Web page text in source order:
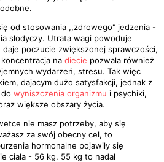
od stosowania ,,zdrowego" jedzenia -
słodyczy. Utrata wagi powoduje
poczucie zwiększonej sprawczości,
na diecie pozwala również
wydarzeń, stresu. Tak więc
dajacym dużo satysfakcji, jednak z
wyniszczenia organizmu i psychiki,
większe obszary życia.
nie masz potrzeby, aby się
za swój obecny cel, to
hormonalne pojawiły się
ciała - 56 kg. 55 kg to nadal